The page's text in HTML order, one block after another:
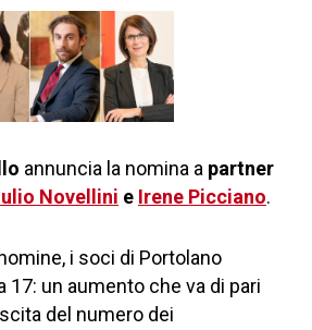
annuncia la nomina a partner
Novellini e Irene Picciano.
i soci di Portolano
17: un aumento che va di pari
del numero dei